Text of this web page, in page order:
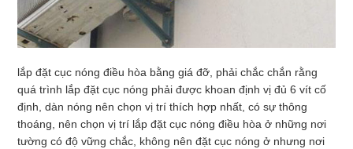
lắp đặt cục nóng điều hòa bằng giá đỡ, phải chắc chắn rằng
quá trình lắp đặt cục nóng phải được khoan định vị đủ 6 vít cố
định, dàn nóng nên chọn vị trí thích hợp nhất, có sự thông
thoáng, nên chọn vị trí lắp đặt cục nóng điều hòa ở những nơi
tường có độ vững chắc, không nên đặt cục nóng ở nhưng nơi